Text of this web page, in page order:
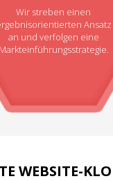
Wir streben einen
Ansatz
an und verfolgen eine
Markteinführungsstrategie.
WEBSITE-